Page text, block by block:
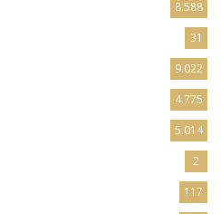
8.588
31
9.022
4.775
5.014
2
117